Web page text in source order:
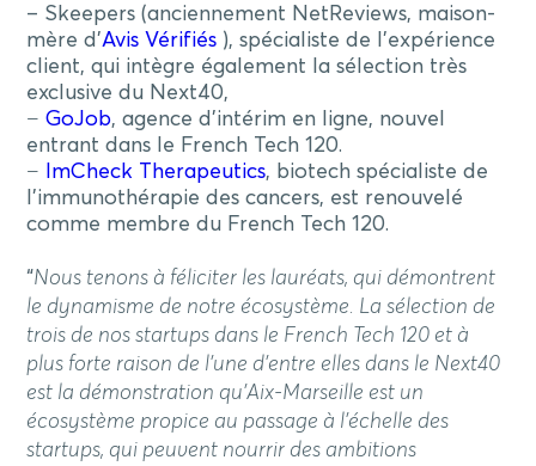
– Skeepers (anciennement NetReviews, maison-
mère d’Avis Vérifiés ), spécialiste de l’expérience
client, qui intègre également la sélection très
exclusive du Next40,
–GoJob, agence d’intérim en ligne, nouvel
entrant dans le French Tech 120.
–
ImCheck Therapeutics, biotech spécialiste de
l’immunothérapie des cancers, est renouvelé
comme membre du French Tech 120.
“Nous tenons à féliciter les lauréats, qui démontrent
le dynamisme de notre écosystème. La sélection de
trois de nos startups dans le French Tech 120 et à
plus forte raison de l’une d’entre elles dans le Next40
est la démonstration qu’Aix-Marseille est un
écosystème propice au passage à l’échelle des
startups, qui peuvent nourrir des ambitions